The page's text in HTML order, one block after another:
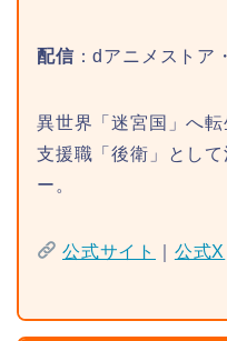
配信 ：dアニメストア
異世界「迷宮国」へ
支援職「後衛」とし
ー。
公式サイト 公式X